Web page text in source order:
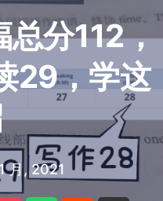
总分112，
29，学这
月, 2021